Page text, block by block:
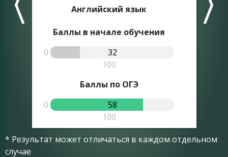
Английский язык
Баллы в начале обучения
0
32
100
Баллы по ОГЭ
0
58
100
* Результат может отличаться в каждом отдельном
случае